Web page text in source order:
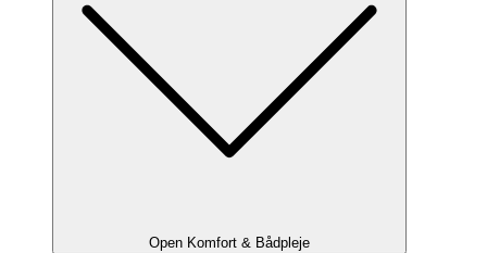
Open Komfort & Bådpleje